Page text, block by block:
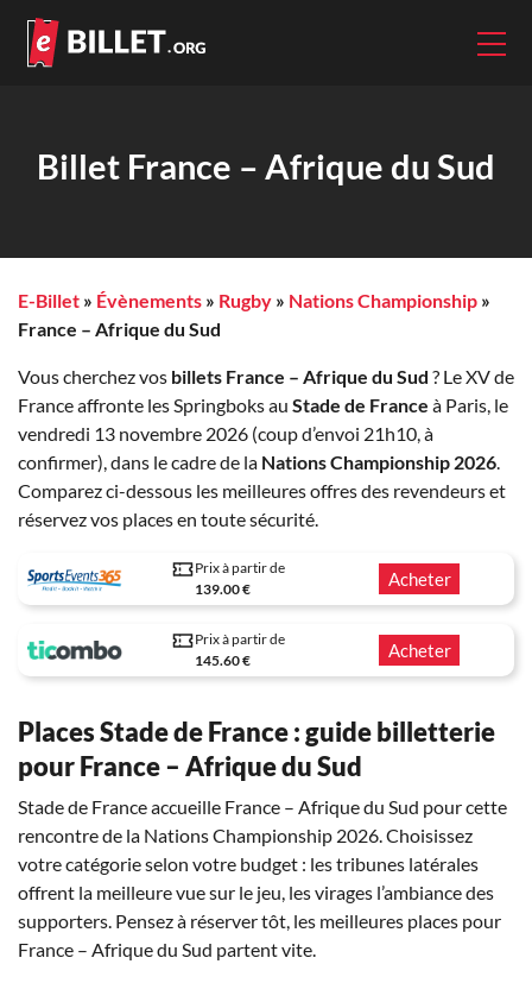
Billet France – Afrique du Sud
E-Billet » Évènements » Rugby » Nations Championship »
France – Afrique du Sud
Vous cherchez vos billets France – Afrique du Sud ? Le XV de
France affronte les Springboks au Stade de France à Paris, le
vendredi 13 novembre 2026 (coup d’envoi 21h10, à
confirmer), dans le cadre de la Nations Championship 2026.
Comparez ci-dessous les meilleures offres des revendeurs et
réservez vos places en toute sécurité.
Prix à partir de
139.00 €
Acheter
Prix à partir de
145.60 €
Acheter
Places Stade de France : guide billetterie
pour France – Afrique du Sud
Stade de France accueille France – Afrique du Sud pour cette
rencontre de la Nations Championship 2026. Choisissez
votre catégorie selon votre budget : les tribunes latérales
offrent la meilleure vue sur le jeu, les virages l’ambiance des
supporters. Pensez à réserver tôt, les meilleures places pour
France – Afrique du Sud partent vite.